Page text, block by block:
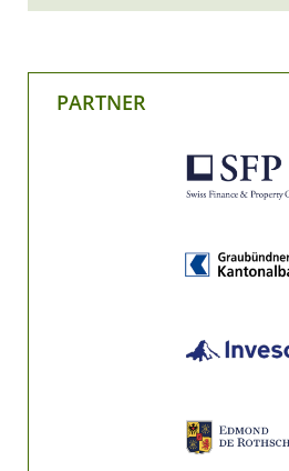
PARTNER